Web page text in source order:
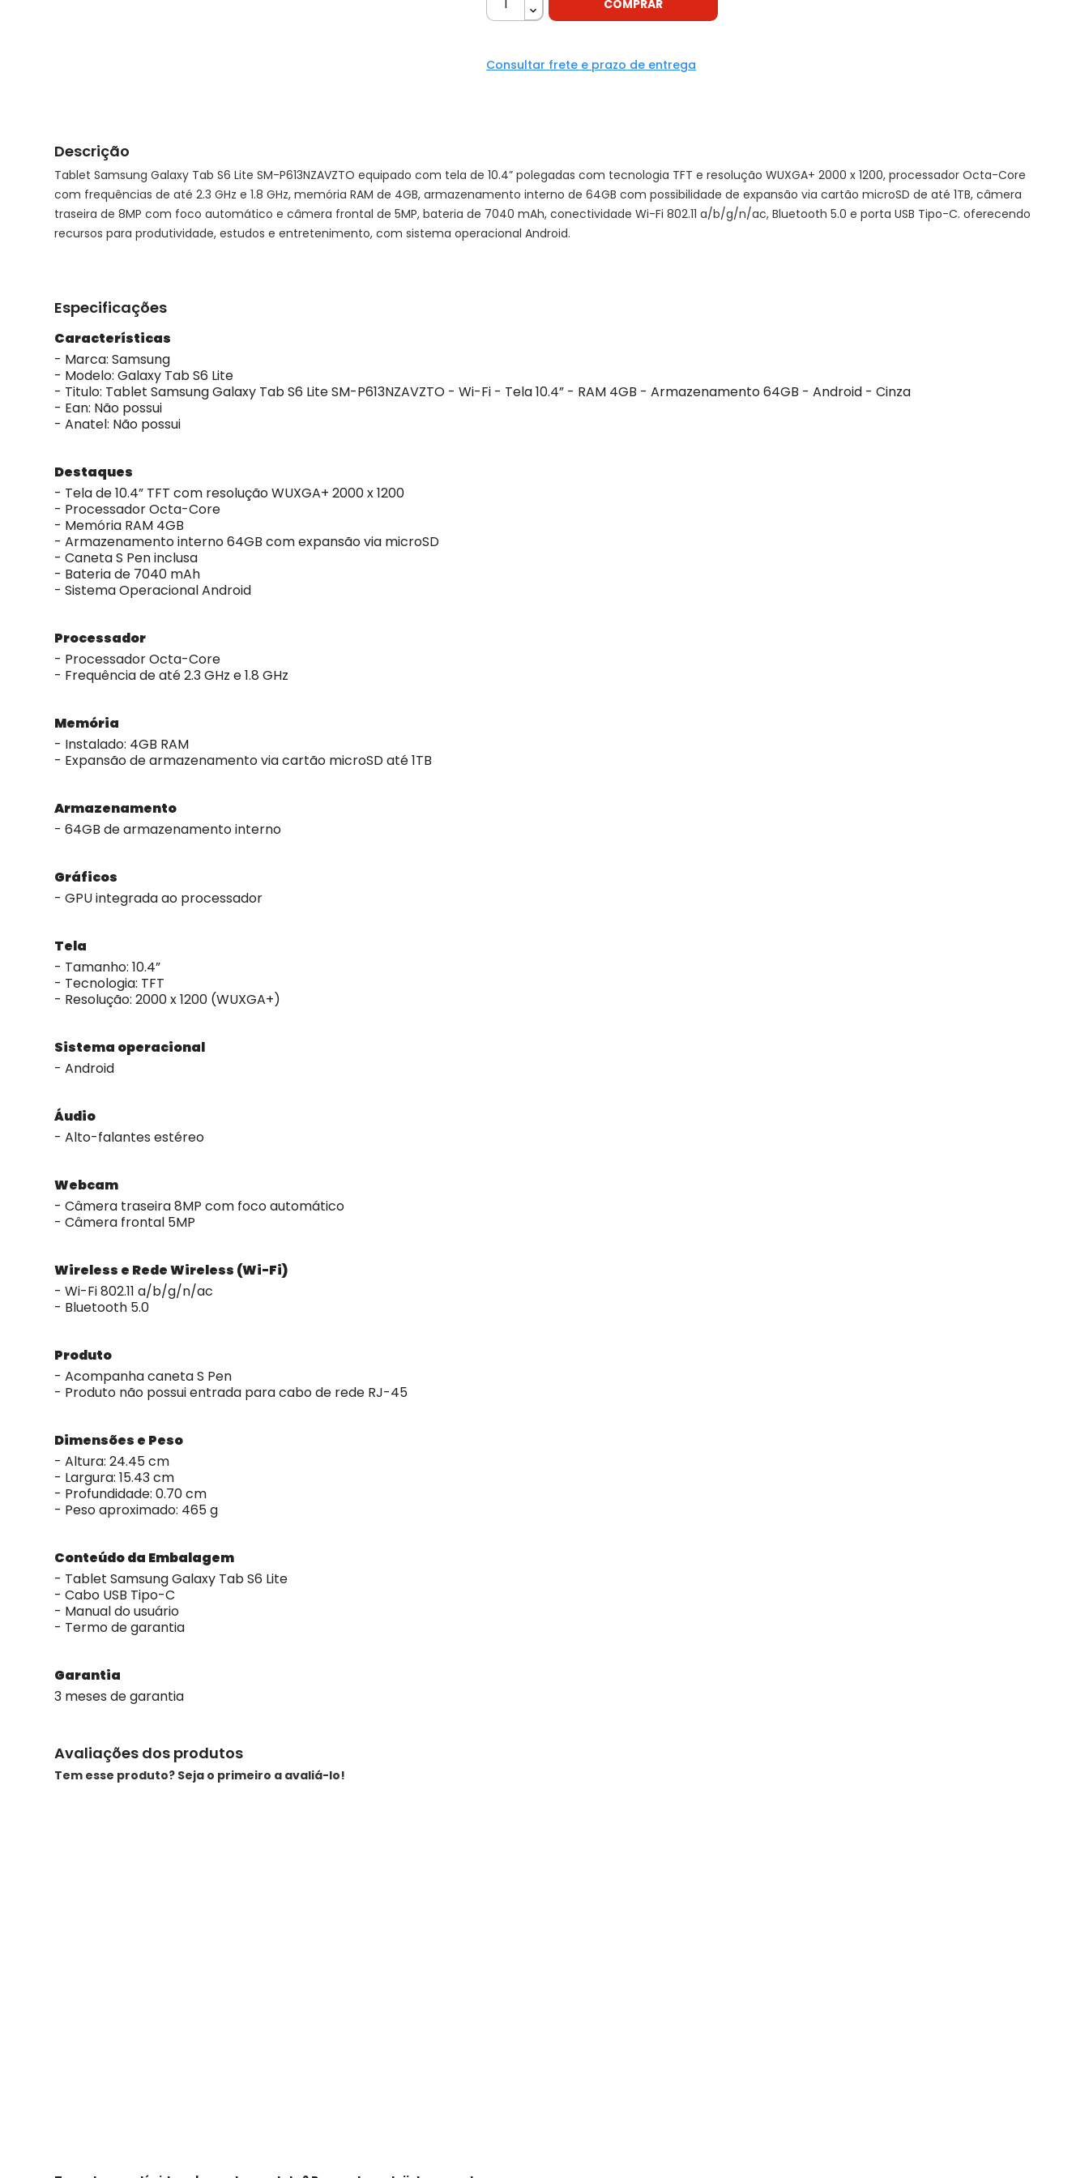
COMPRAR
Consultar frete e prazo de entrega
Descrição
Tablet Samsung Galaxy Tab S6 Lite SM-P613NZAVZTO equipado com tela de 10.4” polegadas com tecnologia TFT e resolução WUXGA+ 2000 x 1200, processador Octa-Core
com frequências de até 2.3 GHz e 1.8 GHz, memória RAM de 4GB, armazenamento interno de 64GB com possibilidade de expansão via cartão microSD de até 1TB, câmera
traseira de 8MP com foco automático e câmera frontal de 5MP, bateria de 7040 mAh, conectividade Wi-Fi 802.11 a/b/g/n/ac, Bluetooth 5.0 e porta USB Tipo-C. oferecendo
recursos para produtividade, estudos e entretenimento, com sistema operacional Android.
Especificações
Características
- Marca: Samsung
- Modelo: Galaxy Tab S6 Lite
- Titulo: Tablet Samsung Galaxy Tab S6 Lite SM-P613NZAVZTO - Wi-Fi - Tela 10.4” - RAM 4GB - Armazenamento 64GB - Android - Cinza
- Ean: Não possui
- Anatel: Não possui
Destaques
- Tela de 10.4” TFT com resolução WUXGA+ 2000 x 1200
- Processador Octa-Core
- Memória RAM 4GB
- Armazenamento interno 64GB com expansão via microSD
- Caneta S Pen inclusa
- Bateria de 7040 mAh
- Sistema Operacional Android
Processador
- Processador Octa-Core
- Frequência de até 2.3 GHz e 1.8 GHz
Memória
- Instalado: 4GB RAM
- Expansão de armazenamento via cartão microSD até 1TB
Armazenamento
- 64GB de armazenamento interno
Gráficos
- GPU integrada ao processador
Tela
- Tamanho: 10.4”
- Tecnologia: TFT
- Resolução: 2000 x 1200 (WUXGA+)
Sistema operacional
- Android
Áudio
- Alto-falantes estéreo
Webcam
- Câmera traseira 8MP com foco automático
- Câmera frontal 5MP
Wireless e Rede Wireless (Wi-Fi)
- Wi-Fi 802.11 a/b/g/n/ac
- Bluetooth 5.0
Produto
- Acompanha caneta S Pen
- Produto não possui entrada para cabo de rede RJ-45
Dimensões e Peso
- Altura: 24.45 cm
- Largura: 15.43 cm
- Profundidade: 0.70 cm
- Peso aproximado: 465 g
Conteúdo da Embalagem
- Tablet Samsung Galaxy Tab S6 Lite
- Cabo USB Tipo-C
- Manual do usuário
- Termo de garantia
Garantia
3 meses de garantia
Avaliações dos produtos
Tem esse produto? Seja o primeiro a avaliá-lo!